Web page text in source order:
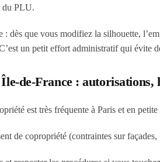
du PLU.
dès que vous modifiez la silhouette,
un petit effort administratif qui évite
de-France : autorisations,
est très fréquente à Paris et en
de copropriété (contraintes sur